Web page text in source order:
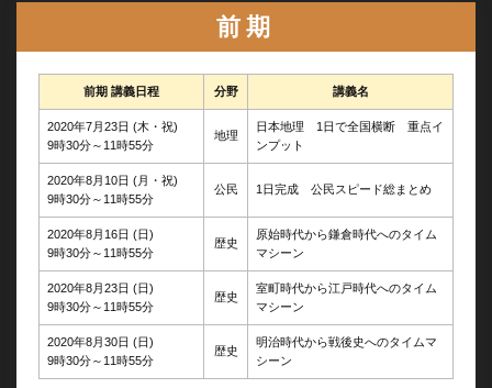
前期
前期 講義日程 分野 講義名
2020年7月23日 (木・祝)
9時30分～11時55分
地理
日本地理 1日で全国横断 重点イ
ンプット
2020年8月10日 (月・祝)
9時30分～11時55分
公民 1日完成 公民スピード総まとめ
2020年8月16日 (日)
9時30分～11時55分
歴史
原始時代から鎌倉時代へのタイム
マシーン
2020年8月23日 (日)
9時30分～11時55分
歴史
室町時代から江戸時代へのタイム
マシーン
2020年8月30日 (日)
9時30分～11時55分
歴史
明治時代から戦後史へのタイムマ
シーン